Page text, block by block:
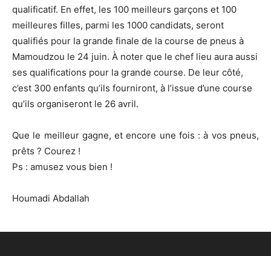
qualificatif. En effet, les 100 meilleurs garçons et 100
meilleures filles, parmi les 1000 candidats, seront
qualifiés pour la grande finale de la course de pneus à
Mamoudzou le 24 juin. À noter que le chef lieu aura aussi
ses qualifications pour la grande course. De leur côté,
c’est 300 enfants qu’ils fourniront, à l’issue d’une course
qu’ils organiseront le 26 avril.
Que le meilleur gagne, et encore une fois : à vos pneus,
prêts ? Courez !
Ps : amusez vous bien !
Houmadi Abdallah